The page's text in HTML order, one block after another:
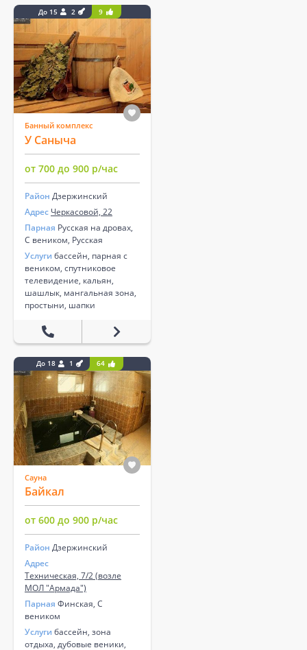
До 15 2 9
Банный комплекс
У Саныча
от 700 до 900 р/час
Район Дзержинский
Адрес Черкасовой, 22
Парная Русская на дровах,
С веником, Русская
Услуги бассейн, парная с
веником, спутниковое
телевидение, кальян,
шашлык, мангальная зона,
простыни, шапки
До 18 1 64
Сауна
Байкал
от 600 до 900 р/час
Район Дзержинский
Адрес
Техническая, 7/2 (возле
МОЛ "Армада")
Парная Финская, С
веником
Услуги бассейн, зона
отдыха, дубовые веники,